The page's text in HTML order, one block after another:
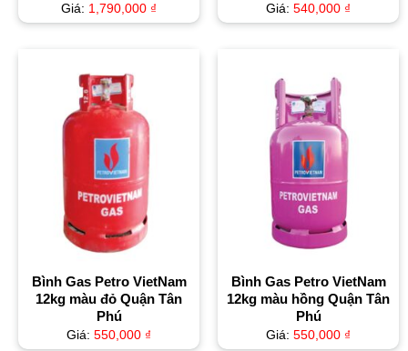
Giá: 1,790,000 ₫ Giá: 540,000 ₫
Bình Gas Petro VietNam
12kg màu đỏ Quận Tân
Phú
Giá: 550,000 ₫
Bình Gas Petro VietNam
12kg màu hồng Quận Tân
Phú
Giá: 550,000 ₫